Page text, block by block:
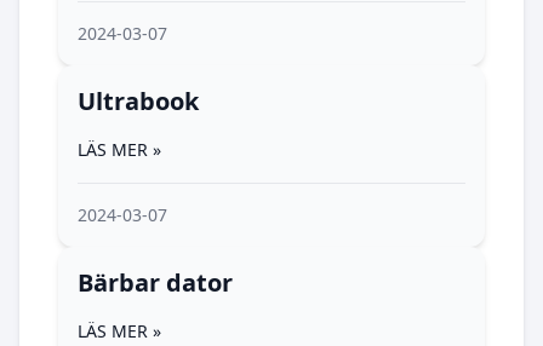
2024-03-07
Ultrabook
LÄS MER »
2024-03-07
Bärbar dator
LÄS MER »